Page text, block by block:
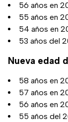
56 años en
55 años en
54 años en
53 años del
Nueva edad
58 años en
57 años en
56 años en
55 años del